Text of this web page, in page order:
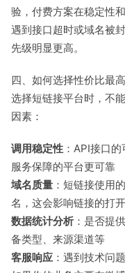
验，付费方案在稳定性
遇到接口超时或域名被
先级明显更高。
四、如何选择性价比最
选择短链接平台时，不
因素：
调用稳定性 ：API接口
服务保障的平台更可靠
域名质量 ：短链接使用
名，这会影响链接的打
数据统计分析 ：是否提
备类型、来源渠道等
客服响应 ：遇到技术问